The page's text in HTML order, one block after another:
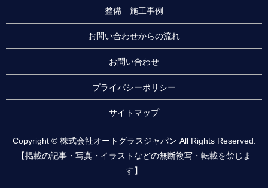
整備 施工事例
お問い合わせからの流れ
お問い合わせ
プライバシーポリシー
サイトマップ
Copyright © 株式会社オートグラスジャパン All Rights Reserved.
【掲載の記事・写真・イラストなどの無断複写・転載を禁じま
す】